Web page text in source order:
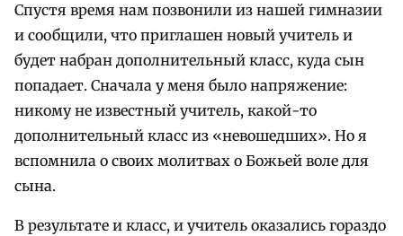
Спустя время нам позвонили из нашей гимназии
и сообщили, что приглашен новый учитель и
будет набран дополнительный класс, куда сын
попадает. Сначала у меня было напряжение:
никому не известный учитель, какой-то
дополнительный класс из «невошедших». Но я
вспомнила о своих молитвах о Божьей воле для
сына.
В результате и класс, и учитель оказались гораздо